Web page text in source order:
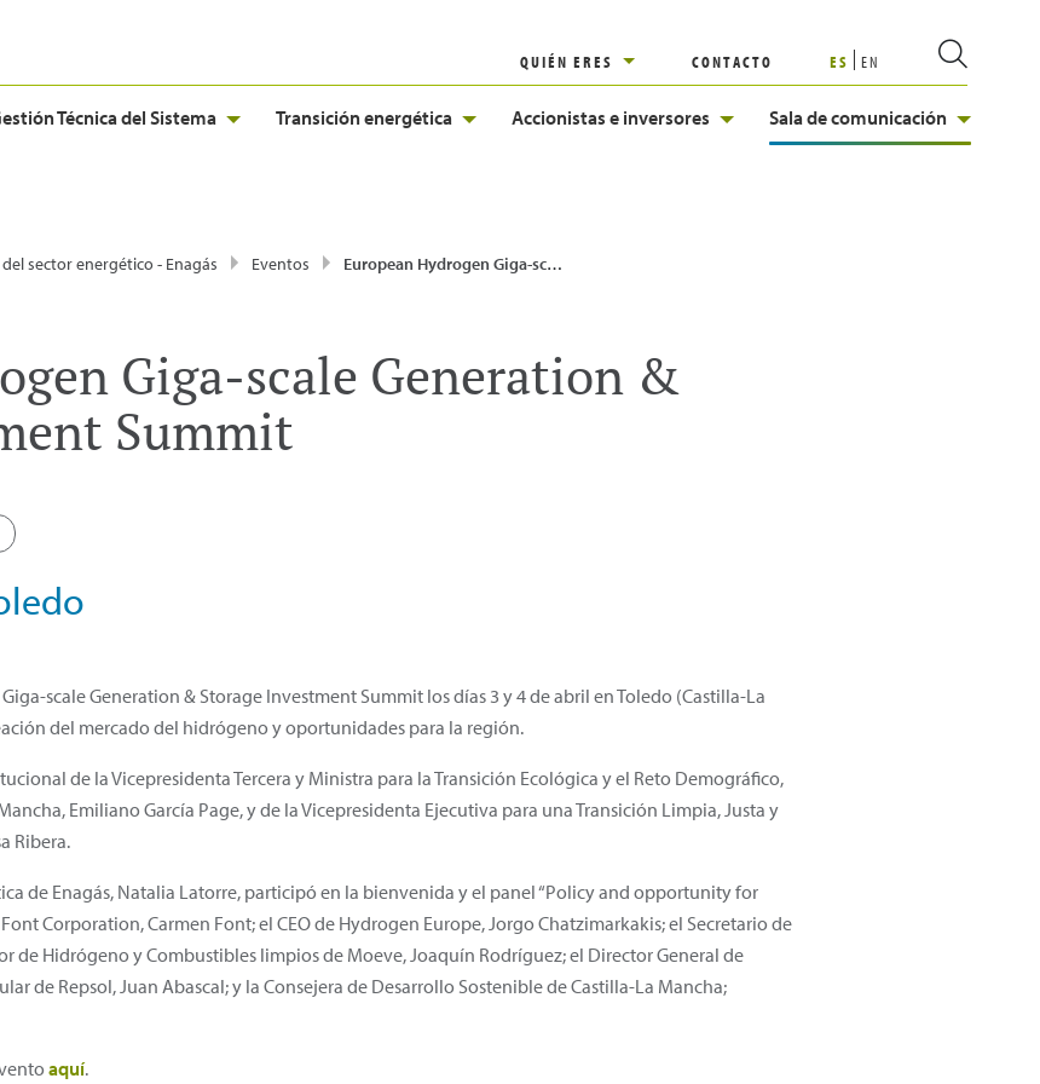
QUIÉN ERES CONTACTO ES EN
Técnica del Sistema Transición energética Accionistas e inversores Sala de comunicación
sector energético - Enagás Eventos European Hydrogen Giga-scale Generation & Storage Investment Summit
Giga-scale Generation &
Summit
scale Generation & Storage Investment Summit los días 3 y 4 de abril en Toledo (Castilla-La
del mercado del hidrógeno y oportunidades para la región.
de la Vicepresidenta Tercera y Ministra para la Transición Ecológica y el Reto Demográfico,
Emiliano García Page, y de la Vicepresidenta Ejecutiva para una Transición Limpia, Justa y
Ribera.
de Enagás, Natalia Latorre, participó en la bienvenida y el panel “Policy and opportunity for
Corporation, Carmen Font; el CEO de Hydrogen Europe, Jorgo Chatzimarkakis; el Secretario de
de Hidrógeno y Combustibles limpios de Moeve, Joaquín Rodríguez; el Director General de
de Repsol, Juan Abascal; y la Consejera de Desarrollo Sostenible de Castilla-La Mancha;
aquí.